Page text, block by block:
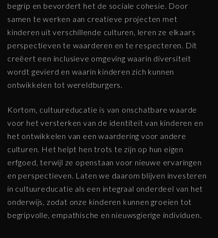
begrip en bevordert het de sociale cohesie. Door
samen te werken aan creatieve projecten met
kinderen uit verschillende culturen, leren ze elkaars
perspectieven te waarderen en te respecteren. Dit
creëert een inclusieve omgeving waarin diversiteit
wordt gevierd en waarin kinderen zich kunnen
ontwikkelen tot wereldburgers.
Kortom, cultuureducatie is van onschatbare waarde
voor het versterken van de identiteit van kinderen en
het ontwikkelen van een waardering voor andere
culturen. Het helpt hen trots te zijn op hun eigen
erfgoed, terwijl ze openstaan voor nieuwe ervaringen
en perspectieven. Laten we daarom blijven investeren
in cultuureducatie als een integraal onderdeel van het
onderwijs, zodat onze kinderen kunnen groeien tot
begripvolle, empathische en nieuwsgierige individuen.